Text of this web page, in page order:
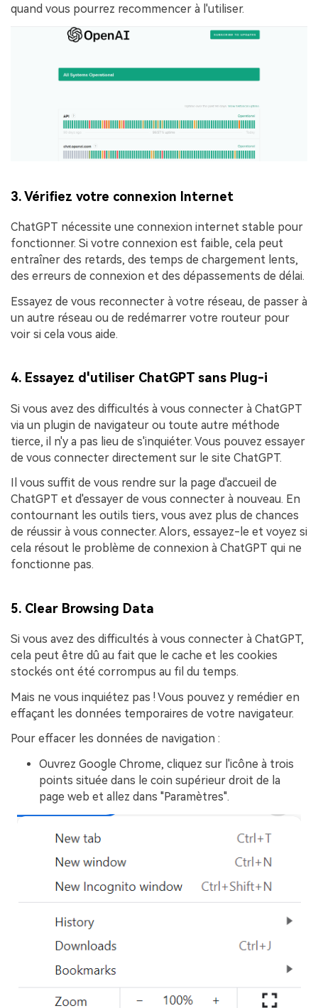
quand vous pourrez recommencer à l'utiliser.
3. Vérifiez votre connexion Internet
ChatGPT nécessite une connexion internet stable pour
fonctionner. Si votre connexion est faible, cela peut
entraîner des retards, des temps de chargement lents,
des erreurs de connexion et des dépassements de délai.
Essayez de vous reconnecter à votre réseau, de passer à
un autre réseau ou de redémarrer votre routeur pour
voir si cela vous aide.
4. Essayez d'utiliser ChatGPT sans Plug-i
Si vous avez des difficultés à vous connecter à ChatGPT
via un plugin de navigateur ou toute autre méthode
tierce, il n'y a pas lieu de s'inquiéter. Vous pouvez essayer
de vous connecter directement sur le site ChatGPT.
Il vous suffit de vous rendre sur la page d'accueil de
ChatGPT et d'essayer de vous connecter à nouveau. En
contournant les outils tiers, vous avez plus de chances
de réussir à vous connecter. Alors, essayez-le et voyez si
cela résout le problème de connexion à ChatGPT qui ne
fonctionne pas.
5. Clear Browsing Data
Si vous avez des difficultés à vous connecter à ChatGPT,
cela peut être dû au fait que le cache et les cookies
stockés ont été corrompus au fil du temps.
Mais ne vous inquiétez pas ! Vous pouvez y remédier en
effaçant les données temporaires de votre navigateur.
Pour effacer les données de navigation :
Ouvrez Google Chrome, cliquez sur l'icône à trois
points située dans le coin supérieur droit de la
page web et allez dans "Paramètres".